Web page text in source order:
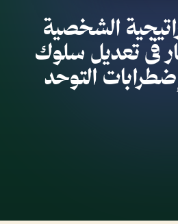
الشخصية
فى تعديل سلوك
التوحد